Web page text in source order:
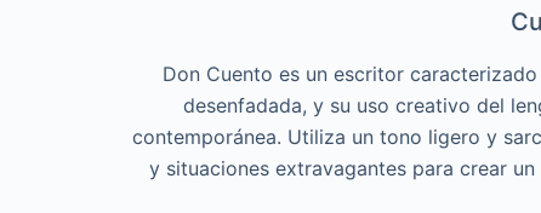
Don Cuento es un escritor
desenfadada, y su uso creativo del
contemporánea. Utiliza un tono ligero y
y situaciones extravagantes para crear